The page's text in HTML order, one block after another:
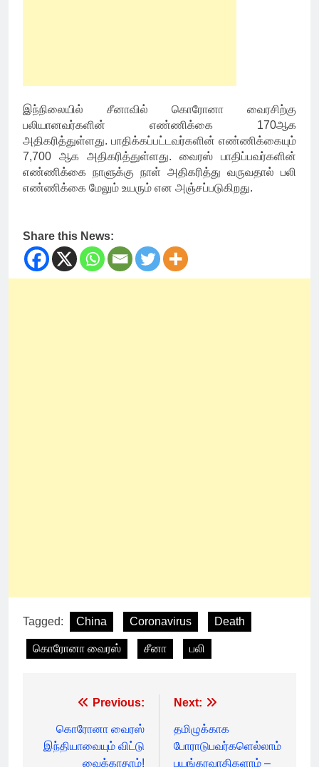
இந்நிலையில் சீனாவில் கொரோனா வைரசிற்கு
பலியானவர்களின் எண்ணிக்கை 170ஆக
அதிகரித்துள்ளது. பாதிக்கப்பட்டவர்களின் எண்ணிக்கையும்
7,700 ஆக அதிகரித்துள்ளது. வைரஸ் பாதிப்பவர்களின்
எண்ணிக்கை நாளுக்கு நாள் அதிகரித்து வருவதால் பலி
எண்ணிக்கை மேலும் உயரும் என அஞ்சப்படுகிறது.
Share this News:
Tagged: China Coronavirus Death
கொரோனா வைரஸ் சீனா பலி
navigation
Previous:
கொரோனா வைரஸ்
இந்தியாவையும் விட்டு
வைக்காதாம்!
Next:
தமிழுக்காக
போராடுபவர்களெல்லாம்
பயங்கரவாதிகளாம் –